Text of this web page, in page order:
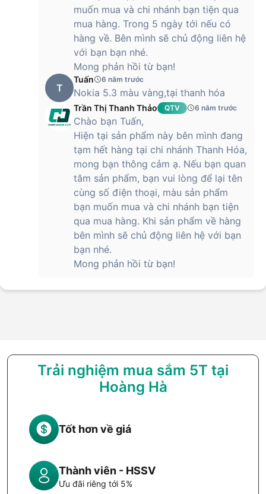
muốn mua và chi nhánh bạn tiện qua
mua hàng. Trong 5 ngày tới nếu có
hàng về. Bên mình sẽ chủ động liên hệ
với bạn bạn nhé.
Mong phản hồi từ bạn!
T
Tuấn 6 năm trước
Nokia 5.3 màu vàng,tại thanh hóa
Trần Thị Thanh Thảo QTV 6 năm trước
Chào bạn Tuấn,
Hiện tại sản phẩm này bên mình đang
tạm hết hàng tại chi nhánh Thanh Hóa,
mong bạn thông cảm ạ. Nếu bạn quan
tâm sản phẩm, bạn vui lòng để lại tên
cùng số điện thoại, màu sản phẩm
bạn muốn mua và chi nhánh bạn tiện
qua mua hàng. Khi sản phẩm về hàng
bên mình sẽ chủ động liên hệ với bạn
bạn nhé.
Mong phản hồi từ bạn!
Trải nghiệm mua sắm 5T tại
Hoàng Hà
Tốt hơn về giá
Thành viên - HSSV
Ưu đãi riêng tới 5%